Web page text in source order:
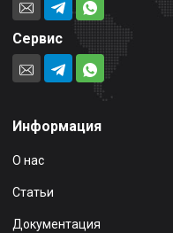
Сервис
Информация
О нас
Статьи
Документация